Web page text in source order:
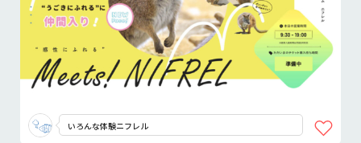
いろんな体験ニフレル